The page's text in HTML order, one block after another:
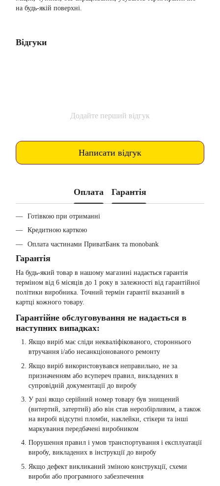
на будь-якій поверхні.
Відгуки
Додайте перший відгук
Написати відгук
Оплата Гарантія
Готівкою при отриманні
Кредитною карткою
Оплата частинами ПриватБанк та monobank
Гарантія
На будь-який товар в нашому магазині надається гарантія
терміном від 6 місяців до 1 року в залежності від гарантійної
політики виробника. Точний термін гарантії вказаний в
картці кожного товару.
Гарантійне обслуговування не надається в
наступних випадках:
Якщо виріб має сліди некваліфікованого, стороннього
втручання і/або несанкціонованого ремонту
Якщо виріб використовувався неправильно, не за
призначенням або всупереч правил, викладених в
супровідній документації до виробу
У разі якщо серійний номер товару був знищений
(витертий, затертий) або він став нерозбірливим, а також
на виробі відсутні пломби, наклейки, стікери та інші
маркування передбачені виробником
Порушення правил і умов транспортування і експлуатації
виробу, викладених в інструкції до виробу
Якщо дефект викликаний зміною конструкції, схеми
вироби або програмного забезпечення